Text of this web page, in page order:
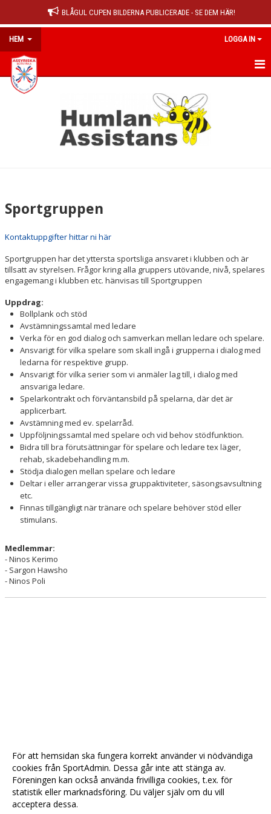
BLÅGUL CUPEN BILDERNA PUBLICERADE - SE DEM HÄR!
HEM LOGGA IN
HEM
ORGANISATION
STADGAR
MEDLEMSINFO
KALENDER
MATCHER
DOKUMENT
VÅRA LAG/LEDARE
KONTAKT
Sportgruppen
Kontaktuppgifter hittar ni här
Sportgruppen har det yttersta sportsliga ansvaret i klubben och är
tillsatt av styrelsen. Frågor kring alla gruppers utövande, nivå, spelares
engagemang i klubben etc. hänvisas till Sportgruppen
Uppdrag:
Bollplank och stöd
Avstämningssamtal med ledare
Verka för en god dialog och samverkan mellan ledare och spelare.
Ansvarigt för vilka spelare som skall ingå i grupperna i dialog med
ledarna för respektive grupp.
Ansvarigt för vilka serier som vi anmäler lag till, i dialog med
ansvariga ledare.
Spelarkontrakt och förväntansbild på spelarna, där det är
applicerbart.
Avstämning med ev. spelarråd.
Uppföljningssamtal med spelare och vid behov stödfunktion.
Bidra till bra förutsättningar för spelare och ledare tex läger,
rehab, skadebehandling m.m.
Stödja dialogen mellan spelare och ledare
Deltar i eller arrangerar vissa gruppaktiviteter, säsongsavsultning
etc.
Finnas tillgängligt när tränare och spelare behöver stöd eller
stimulans.
Medlemmar:
- Ninos Kerimo
- Sargon Hawsho
- Ninos Poli
För att hemsidan ska fungera korrekt använder vi nödvändiga
cookies från SportAdmin. Dessa går inte att stänga av.
Föreningen kan också använda frivilliga cookies, t.ex. för
statistik eller marknadsföring. Du väljer själv om du vill
acceptera dessa.